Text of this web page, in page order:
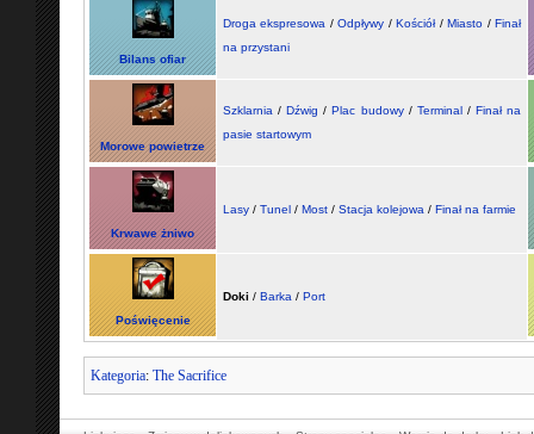
Bilans ofiar
Droga ekspresowa /Odpływy /Kościół/Miasto /Finał
na przystani
Morowe powietrze
Szklarnia /Dźwig /Plac budowy/ Terminal/ Finał na
pasie startowym
Krwawe żniwo
Lasy / Tunel / Most / Stacja kolejowa / Finał na farmie
Poświęcenie
Doki / Barka / Port
Kategoria: The Sacrifice